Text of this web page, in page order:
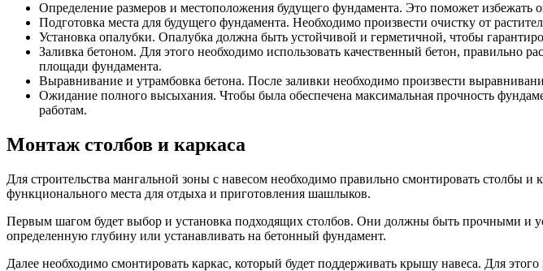
Определение размеров и местоположения будущего фундамента. Это поможет избежать
Подготовка места для будущего фундамента. Необходимо произвести очистку от
Установка опалубки. Опалубка должна быть устойчивой и герметичной, чтобы
Заливка бетоном. Для этого необходимо использовать качественный бетон, правильно
площади фундамента.
Выравнивание и утрамбовка бетона. После заливки необходимо произвести
Ожидание полного высыхания. Чтобы была обеспечена максимальная прочность
работам.
Монтаж столбов и каркаса
Для строительства мангальной зоны с навесом необходимо правильно смонтировать столбы
функционального места для отдыха и приготовления шашлыков.
Первым шагом будет выбор и установка подходящих столбов. Они должны быть прочными и
определенную глубину или устанавливать на бетонный фундамент.
Далее необходимо смонтировать каркас, который будет поддерживать крышу навеса. Для